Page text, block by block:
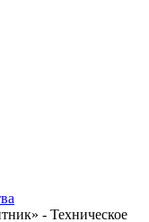
- Техническое